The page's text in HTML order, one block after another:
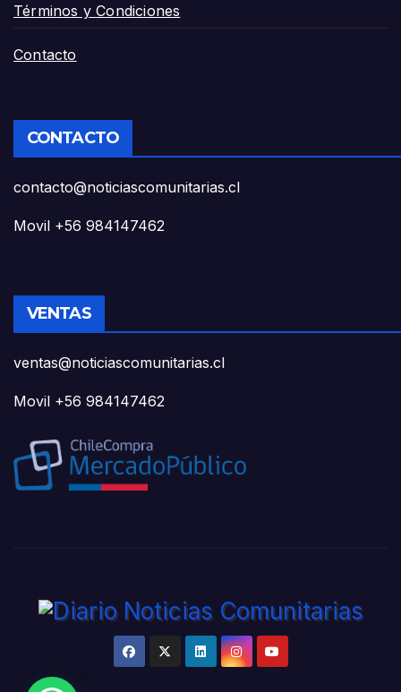
Términos y Condiciones
Contacto
CONTACTO
contacto@noticiascomunitarias.cl
Movil +56 984147462
VENTAS
ventas@noticiascomunitarias.cl
Movil +56 984147462